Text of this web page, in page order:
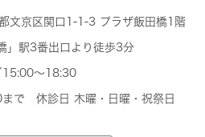
京区関口1-1-3 プラザ飯田橋1階
駅3番出口より徒歩3分
～18:30
で 休診日 木曜・日曜・祝祭日